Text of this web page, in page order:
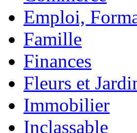
Emploi,
Famille
Finances
Fleurs et
Immobilier
Inclassable